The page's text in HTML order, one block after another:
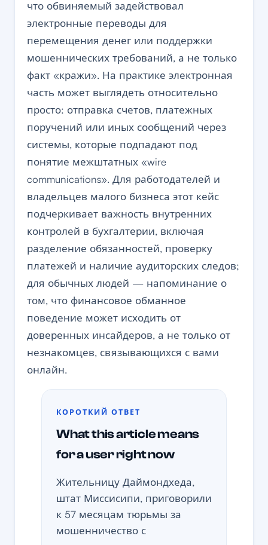
что обвиняемый задействовал
электронные переводы для
перемещения денег или поддержки
мошеннических требований, а не только
факт «кражи». На практике электронная
часть может выглядеть относительно
просто: отправка счетов, платежных
поручений или иных сообщений через
системы, которые подпадают под
понятие межштатных «wire
communications». Для работодателей и
владельцев малого бизнеса этот кейс
подчеркивает важность внутренних
контролей в бухгалтерии, включая
разделение обязанностей, проверку
платежей и наличие аудиторских следов;
для обычных людей — напоминание о
том, что финансовое обманное
поведение может исходить от
доверенных инсайдеров, а не только от
незнакомцев, связывающихся с вами
онлайн.
КОРОТКИЙ ОТВЕТ
What this article means
for a user right now
Жительницу Даймондхеда,
штат Миссисипи, приговорили
к 57 месяцам тюрьмы за
мошенничество с